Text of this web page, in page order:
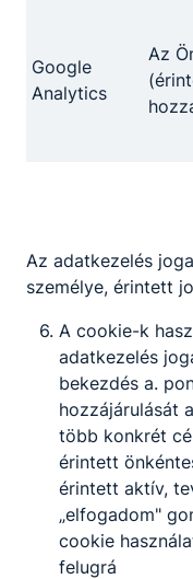
Egy hűvös őszi
Nincs jobb egy
Google
Analytics
Az
Az adatkezelés
személye, érintett
A cookie-k
adatkezelés
bekezdés a.
hozzájárulását
több konkrét
érintett
érintett aktív,
„elfogadom"
cookie
felugrá